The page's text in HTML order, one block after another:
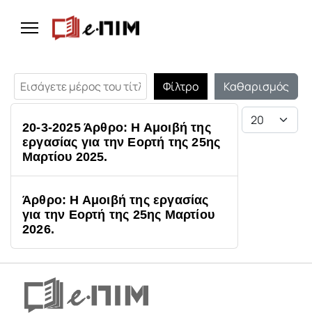
Εισάγετε μέρος του τίτλου.
Φίλτρο
Καθαρισμός
Εμφάνιση #
20-3-2025 Άρθρο: Η Αμοιβή της
εργασίας για την Εορτή της 25ης
Μαρτίου 2025.
Άρθρο: Η Αμοιβή της εργασίας
για την Εορτή της 25ης Μαρτίου
2026.